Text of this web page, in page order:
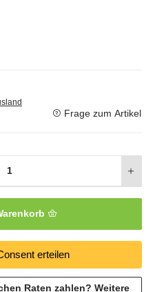
Frage zum Artikel
erteilen
Raten zahlen? Weitere